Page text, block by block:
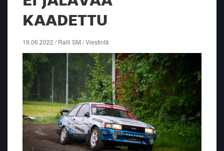
KAADETTU
19.06.2022 / Ralli SM / Viestintä